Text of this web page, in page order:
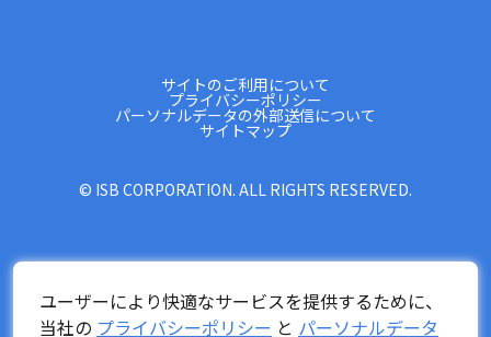
ユーザーにより快適なサービスを提供するために、
当社の プライバシーポリシー と パーソナルデータ
サイトのご利用について
プライバシーポリシー
パーソナルデータの外部送信について
サイトマップ
© ISB CORPORATION. ALL RIGHTS RESERVED.